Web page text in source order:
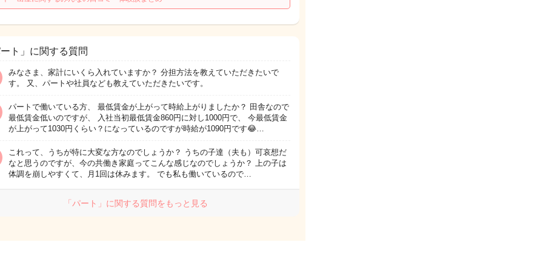
ト」に関する質問
みなさま、家計にいくら入れていますか？ 分担方法を教えていただきたいで
す。 又、パートや社員なども教えていただきたいです。
パートで働いている方、 最低賃金が上がって時給上がりましたか？ 田舎なので
最低賃金低いのですが、 入社当初最低賃金860円に対し1000円で、 今最低賃金
が上がって1030円くらい？になっているのですが時給が1090円です😂…
これって、うちが特に大変な方なのでしょうか？ うちの子達（夫も）可哀想だ
なと思うのですが、今の共働き家庭ってこんな感じなのでしょうか？ 上の子は
体調を崩しやすくて、月1回は休みます。 でも私も働いているので…
「パート」に関する質問をもっと見る